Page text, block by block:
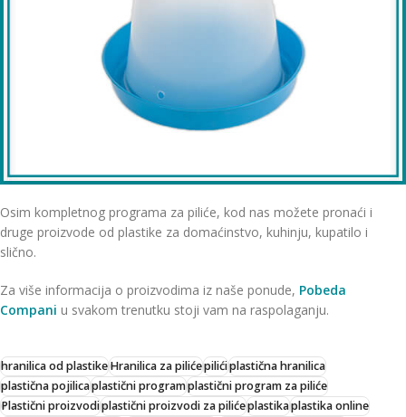
Osim kompletnog programa za piliće, kod nas možete pronaći i
druge proizvode od plastike za domaćinstvo, kuhinju, kupatilo i
slično.
Za više informacija o proizvodima iz naše ponude, Pobeda
Compani u svakom trenutku stoji vam na raspolaganju.
hranilica od plastikeHranilica za pilićepilićiplastična hranilica
plastična pojilicaplastični programplastični program za piliće
Plastični proizvodiplastični proizvodi za pilićeplastikaplastika online